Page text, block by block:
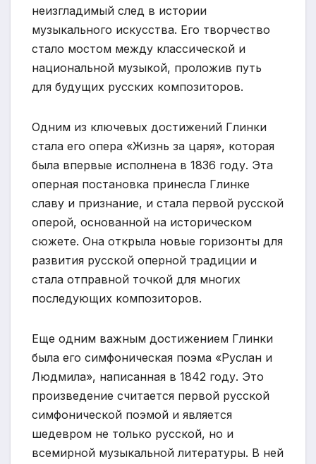
неизгладимый след в истории
музыкального искусства. Его творчество
стало мостом между классической и
национальной музыкой, проложив путь
для будущих русских композиторов.
Одним из ключевых достижений Глинки
стала его опера «Жизнь за царя», которая
была впервые исполнена в 1836 году. Эта
оперная постановка принесла Глинке
славу и признание, и стала первой русской
оперой, основанной на историческом
сюжете. Она открыла новые горизонты для
развития русской оперной традиции и
стала отправной точкой для многих
последующих композиторов.
Еще одним важным достижением Глинки
была его симфоническая поэма «Руслан и
Людмила», написанная в 1842 году. Это
произведение считается первой русской
симфонической поэмой и является
шедевром не только русской, но и
всемирной музыкальной литературы. В ней